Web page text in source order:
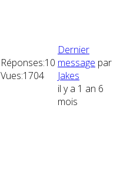
Réponses:10
Vues:1704
Dernier
message par
Jakes
il y a 1 an 6
mois